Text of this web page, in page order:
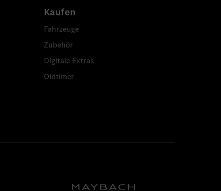
Kaufen
Fahrzeuge
Zubehör
Digitale Extras
Oldtimer